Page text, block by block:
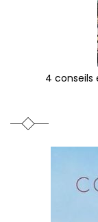
4 conseils